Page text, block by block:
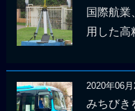
国際航業
用した高
2020年06月
みちびき